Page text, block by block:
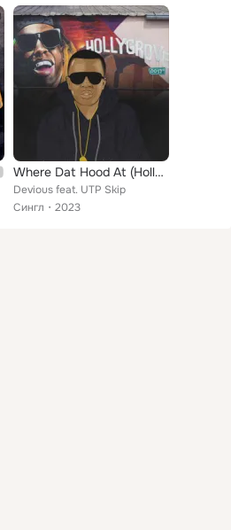
Where Dat Hood At (Hollygrove)
Devious feat. UTP Skip
Сингл
2023